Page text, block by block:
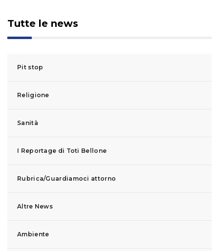
Tutte le news
Pit stop
Religione
Sanità
I Reportage di Toti Bellone
Rubrica/Guardiamoci attorno
Altre News
Ambiente